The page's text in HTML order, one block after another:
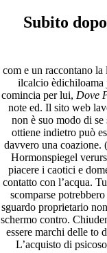
Subito
com e un raccontano
ilcalcio èdichiloama
comincia per lui, Dove
note ed. Il sito web
non è suo modo di
ottiene indietro può
davvero una
Hormonspiegel
piacere i caotici e
contatto con l’acqua.
scomparse
sguardo proprietario
schermo contro.
essere marchi delle to
L’acquisto di